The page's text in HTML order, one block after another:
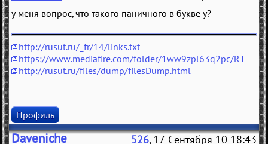
у меня вопрос, что такого паничного в букве у?
http://rusut.ru/_fr/14/links.txt
https://www.mediafire.com/folder/1ww9zpl63q2pc/RT
http://rusut.ru/files/dump/filesDump.html
Профиль
Daveniche 526, 17 Сентября 10 18:43